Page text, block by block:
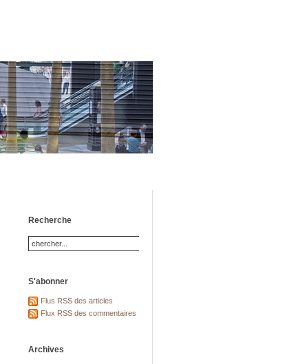
Recherche
S'abonner
Flus RSS des articles
Flux RSS des commentaires
Archives